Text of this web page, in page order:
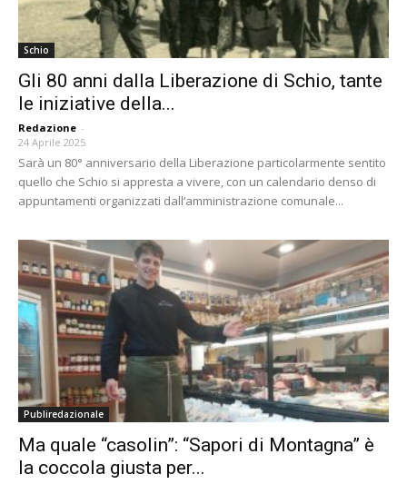
Schio
Gli 80 anni dalla Liberazione di Schio, tante
le iniziative della...
Redazione -
24 Aprile 2025
Sarà un 80° anniversario della Liberazione particolarmente sentito
quello che Schio si appresta a vivere, con un calendario denso di
appuntamenti organizzati dall‘amministrazione comunale...
Publiredazionale
Ma quale “casolin”: “Sapori di Montagna” è
la coccola giusta per...